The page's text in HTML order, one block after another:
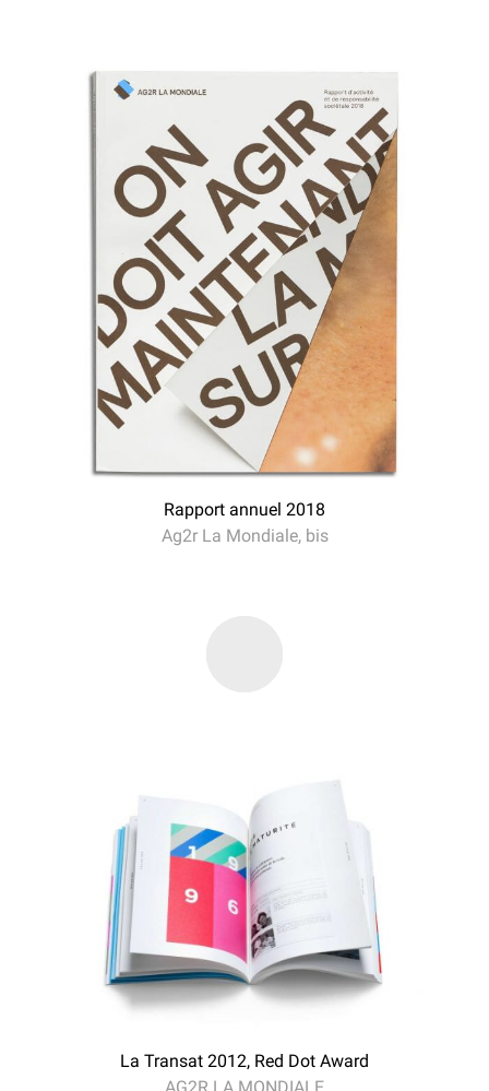
Rapport annuel 2018
Ag2r La Mondiale, bis
La Transat 2012, Red Dot Award